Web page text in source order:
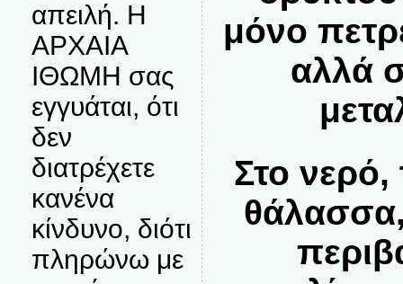
απειλή. Η
ΑΡΧΑΙΑ
ΙΘΩΜΗ σας
εγγυάται, ότι
δεν
διατρέχετε
κανένα
κίνδυνο, διότι
πληρώνω με
μόνο
αλλά
Στο νερό,